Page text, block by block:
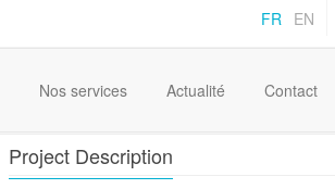
FR EN
Nos services Actualité Contact
Project Description